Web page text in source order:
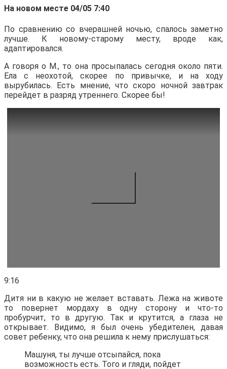
На новом месте 04/05 7:40
По сравнению со вчерашней ночью, спалось заметно
лучше. К новому-старому месту, вроде как,
адаптировался.
А говоря о М., то она просыпалась сегодня около пяти.
Ела с неохотой, скорее по привычке, и на ходу
вырубилась. Есть мнение, что скоро ночной завтрак
перейдет в разряд утреннего. Скорее бы!
9:16
Дитя ни в какую не желает вставать. Лежа на животе
то повернет мордаху в одну сторону и что-то
пробурчит, то в другую. Так и крутится, а глаза не
открывает. Видимо, я был очень убедителен, давая
совет ребенку, что она решила к нему прислушаться:
Машуня, ты лучше отсыпайся, пока
возможность есть. Того и гляди, пойдет